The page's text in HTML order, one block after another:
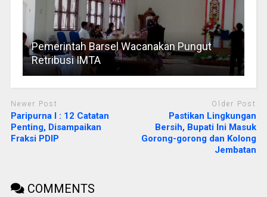
Pemerintah Barsel Wacanakan Pungut
Retribusi IMTA
Newer Post
Paripurna I : 12 Catatan
Penting, Disampaikan
Fraksi PDIP
Older Post
Pastikan Lingkungan
Bersih, Bupati Ini Masuk
Gorong-gorong dan Kolong
Jembatan
COMMENTS